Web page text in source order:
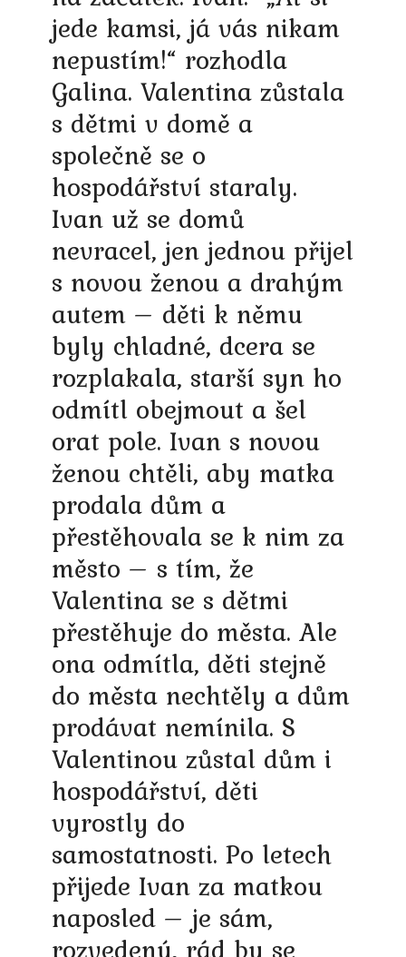
jede kamsi, já vás nikam
nepustím!“ rozhodla
Galina. Valentina zůstala
s dětmi v domě a
společně se o
hospodářství staraly.
Ivan už se domů
nevracel, jen jednou přijel
s novou ženou a drahým
autem – děti k němu
byly chladné, dcera se
rozplakala, starší syn ho
odmítl obejmout a šel
orat pole. Ivan s novou
ženou chtěli, aby matka
prodala dům a
přestěhovala se k nim za
město – s tím, že
Valentina se s dětmi
přestěhuje do města. Ale
ona odmítla, děti stejně
do města nechtěly a dům
prodávat nemínila. S
Valentinou zůstal dům i
hospodářství, děti
vyrostly do
samostatnosti. Po letech
přijede Ivan za matkou
naposled – je sám,
rozvedený, rád by se